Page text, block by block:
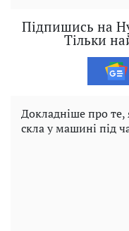
Підпишись на
Тільки
Докладніше про те,
скла у машині під